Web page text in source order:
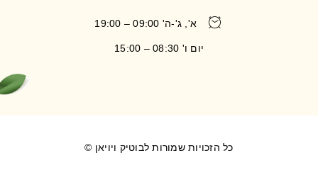
א', ג'-ה' 09:00 – 19:00
יום ו' 08:30 – 15:00
כל הזכויות שמורות לבוטיק ויויאן ©